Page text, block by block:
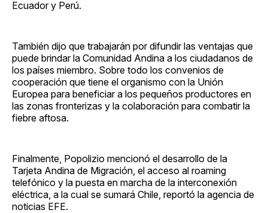
Ecuador y Perú.
También dijo que trabajarán por difundir las ventajas que
puede brindar la Comunidad Andina a los ciudadanos de
los países miembro. Sobre todo los convenios de
cooperación que tiene el organismo con la Unión
Europea para beneficiar a los pequeños productores en
las zonas fronterizas y la colaboración para combatir la
fiebre aftosa.
Finalmente, Popolizio mencionó el desarrollo de la
Tarjeta Andina de Migración, el acceso al roaming
telefónico y la puesta en marcha de la interconexión
eléctrica, a la cual se sumará Chile, reportó la agencia de
noticias EFE.